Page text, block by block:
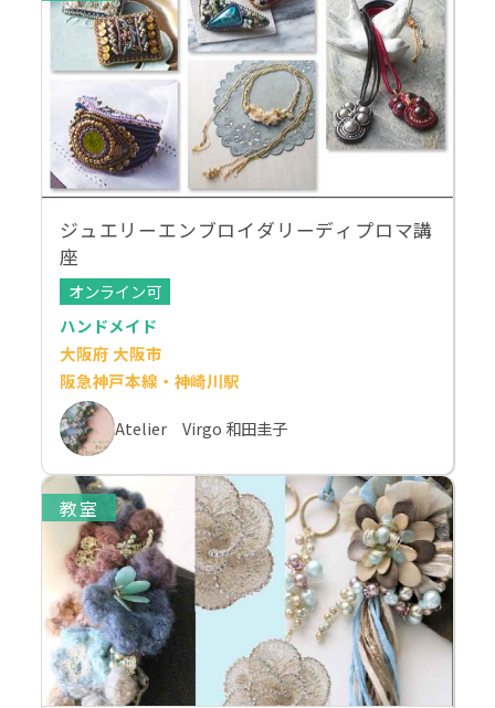
ジュエリーエンブロイダリーディプロマ講
座
オンライン可
ハンドメイド
大阪府 大阪市
阪急神戸本線・神崎川駅
Atelier Virgo 和田圭子
教室